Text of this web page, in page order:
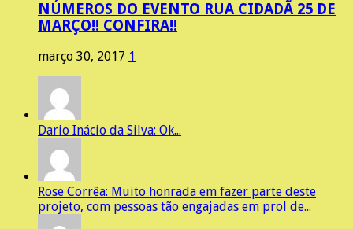
NÚMEROS DO EVENTO RUA CIDADÃ 25 DE
MARÇO!! CONFIRA!!
março 30, 2017 1
Dario Inácio da Silva: Ok...
Rose Corrêa: Muito honrada em fazer parte deste
projeto, com pessoas tão engajadas em prol de...